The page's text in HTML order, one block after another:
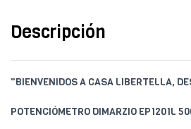
Descripción
"BIENVENIDOS A CASA LIBERTELLA,
POTENCIÓMETRO DIMARZIO EP1201L